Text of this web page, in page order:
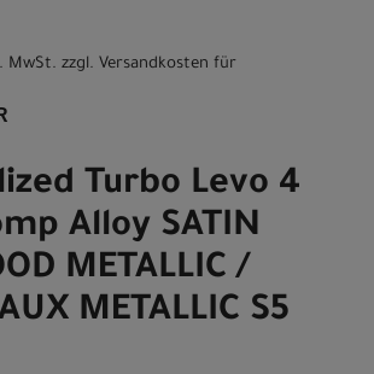
MwSt. zzgl. Versandkosten für
Turbo Levo 4
Alloy SATIN
METALLIC /
METALLIC S5